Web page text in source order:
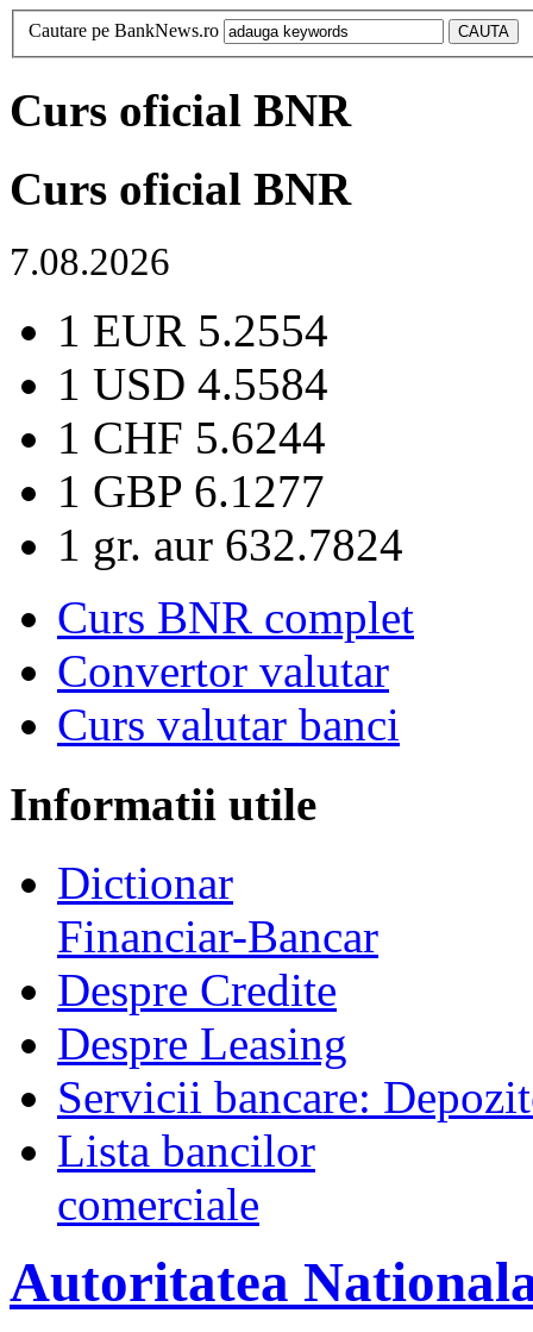
Cautare pe BankNews.ro
Curs oficial BNR
Curs oficial BNR
7.08.2026
1 EUR 5.2554
1 USD 4.5584
1 CHF 5.6244
1 GBP 6.1277
1 gr. aur 632.7824
Curs BNR complet
Convertor valutar
Curs valutar banci
Informatii utile
Dictionar
Financiar-Bancar
Despre Credite
Despre Leasing
Servicii bancare:
Lista bancilor
comerciale
Autoritatea